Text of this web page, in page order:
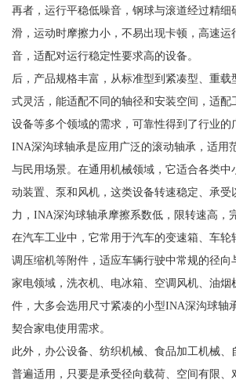
再者，运行平稳低噪音，钢球与滚道经过精细
滑，运动时摩擦力小，不易出现卡顿，高速运
音，适配对运行稳定性要求高的设备。
后，产品规格丰富，从标准型到紧凑型、重载
式灵活，能适配不同的轴径和安装空间，适配
设备等多个领域的需求，可靠性得到了行业的
INA深沟球轴承是应用广泛的滚动轴承，适用
与民用场景。在通用机械领域，它适合各类中
动装置、泵和风机，这类设备转速稳定、承受
力，INA深沟球轴承摩擦系数低，限转速高，
在汽车工业中，它常用于汽车的变速箱、车轮
调压缩机等附件，适应车辆行驶中常规的径向
家电领域，洗衣机、电冰箱、空调风机、油烟
件，大多会选用尺寸紧凑的小型INA深沟球轴
契合家电使用需求。
此外，办公设备、纺织机械、食品加工机械、
普遍适用，只要是承受径向载荷、空间有限、